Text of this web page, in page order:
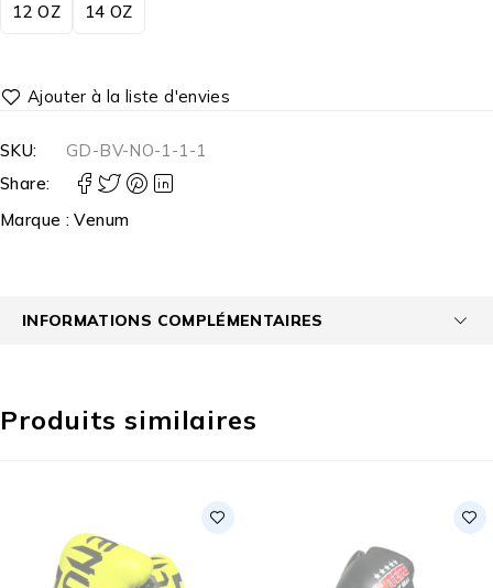
12 OZ 14 OZ
SKU:
GD-BV-NO-1-1-1
Share:
Marque :Venum
INFORMATIONS COMPLÉMENTAIRES
Produits similaires